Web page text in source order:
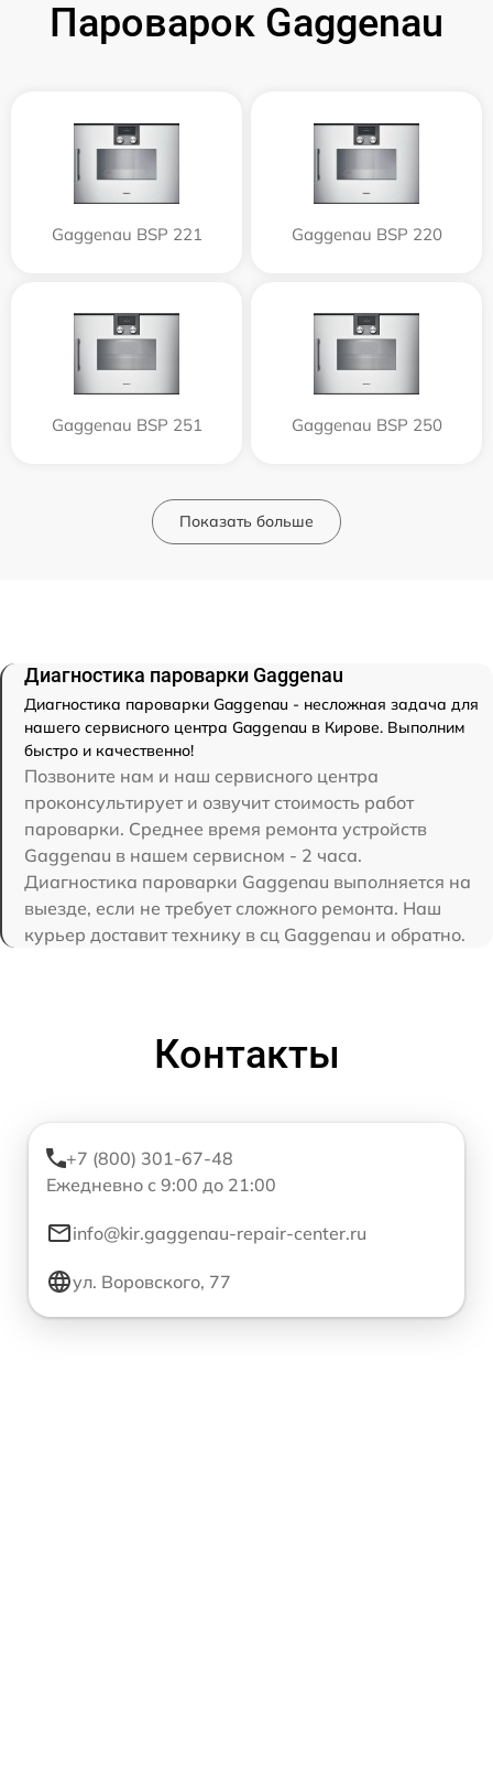
Пароварок Gaggenau
Gaggenau BSP 221 Gaggenau BSP 220
Gaggenau BSP 251 Gaggenau BSP 250
Показать больше
Диагностика пароварки Gaggenau
Диагностика пароварки Gaggenau - несложная задача для
нашего сервисного центра Gaggenau в Кирове. Выполним
быстро и качественно!
Позвоните нам и наш сервисного центра
проконсультирует и озвучит стоимость работ
пароварки. Среднее время ремонта устройств
Gaggenau в нашем сервисном - 2 часа.
Диагностика пароварки Gaggenau выполняется на
выезде, если не требует сложного ремонта. Наш
курьер доставит технику в сц Gaggenau и обратно.
Контакты
+7 (800) 301-67-48
Ежедневно с 9:00 до 21:00
info@kir.gaggenau-repair-center.ru
ул. Воровского, 77